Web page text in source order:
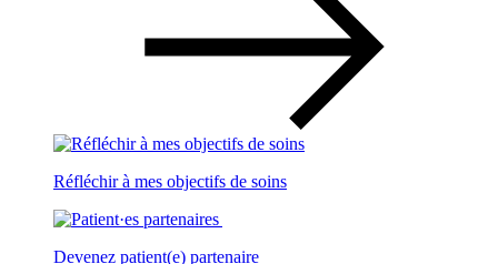
Réfléchir à mes objectifs de soins
Devenez patient(e) partenaire